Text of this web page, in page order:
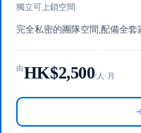
獨立可上鎖空間
完全私密的團隊空間,配備全套
由HK$2,500/人·月